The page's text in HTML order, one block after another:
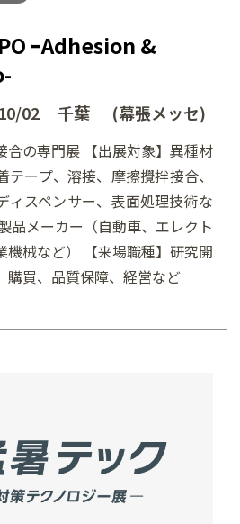
ｰAdhesion &
10/02 千葉 (幕張メッセ)
合の専門展 【出展対象】異種材
ープ、溶接、摩擦攪拌接合、
ィスペンサー、表面処理技術な
品メーカー（自動車、エレクト
機械など） 【来場職種】研究開
購買、品質保障、経営など